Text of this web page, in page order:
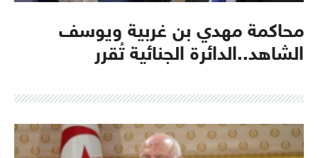
محاكمة مهدي بن غربية ويوسف
الشاهد..الدائرة الجنائية تُقرر